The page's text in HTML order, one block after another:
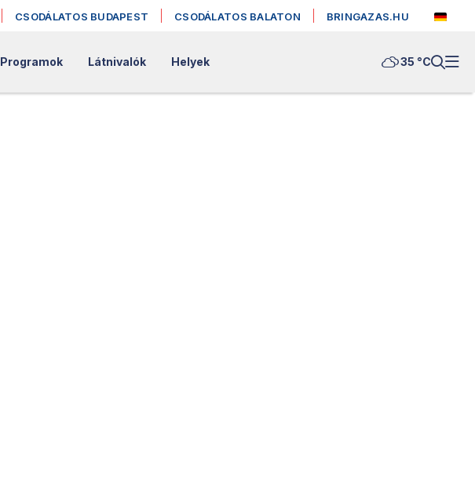
CSODÁLATOS BUDAPEST CSODÁLATOS BALATON BRINGAZAS.HU
Programok Látnivalók Helyek 35 °C